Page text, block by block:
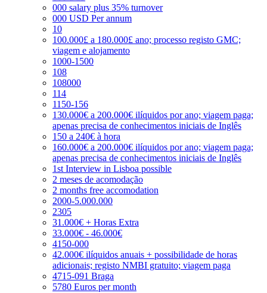
000 salary plus 35% turnover
000 USD Per annum
10
100.000£ a 180.000£ ano; processo registo GMC;
viagem e alojamento
1000-1500
108
108000
114
1150-156
130.000€ a 200.000€ ilíquidos por ano; viagem paga;
apenas precisa de conhecimentos iniciais de Inglês
150 a 240€ à hora
160.000€ a 200.000€ ilíquidos por ano; viagem paga;
apenas precisa de conhecimentos iniciais de Inglês
1st Interview in Lisboa possible
2 meses de acomodação
2 months free accomodation
2000-5.000.000
2305
31.000€ + Horas Extra
33.000€ - 46.000€
4150-000
42.000€ ilíquidos anuais + possibilidade de horas
adicionais; registo NMBI gratuito; viagem paga
4715-091 Braga
5780 Euros per month